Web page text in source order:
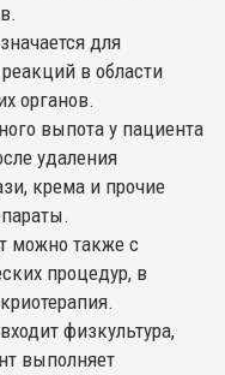
для
в области
органов.
выпота у пациента
удаления
крема и прочие
можно также с
процедур, в
физкультура,
выполняет